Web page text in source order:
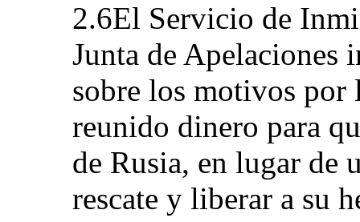
2.6El Servicio de
Junta de Apelaciones
sobre los motivos por
reunido dinero para
de Rusia, en lugar de
rescate y liberar a su